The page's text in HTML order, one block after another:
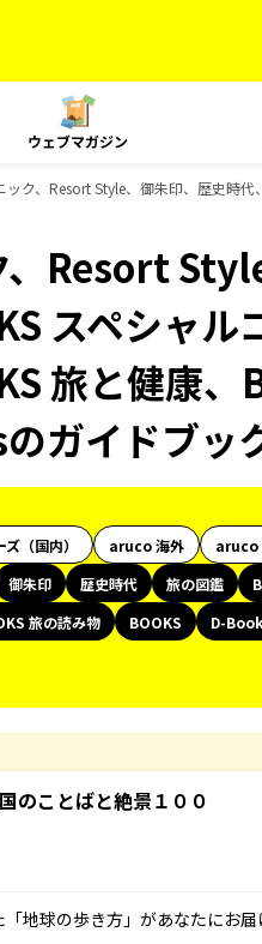
ウェブマガジン
ク、Resort Style、御朱印、歴史時代
Resort
スペシャル
旅と健康、
ガイドブッ
（国内） aruco 海外 aruco
御朱印 歴史時代 旅の図鑑
旅の読み物 BOOKS
D-
のことばと絶景１００
地球の歩き方」があなたにお